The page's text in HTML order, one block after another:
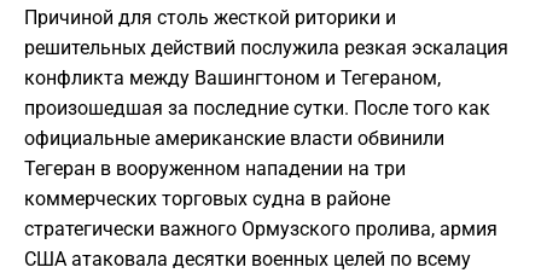
Причиной для столь жесткой риторики и
решительных действий послужила резкая эскалация
конфликта между Вашингтоном и Тегераном,
произошедшая за последние сутки. После того как
официальные американские власти обвинили
Тегеран в вооруженном нападении на три
коммерческих торговых судна в районе
стратегически важного Ормузского пролива, армия
США атаковала десятки военных целей по всему